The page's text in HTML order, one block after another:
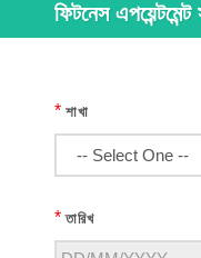
ফিটনেস
* শাখা
* তারিখ